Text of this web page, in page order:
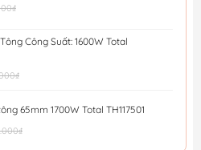
Công Suất: 1600W Total
65mm 1700W Total TH117501